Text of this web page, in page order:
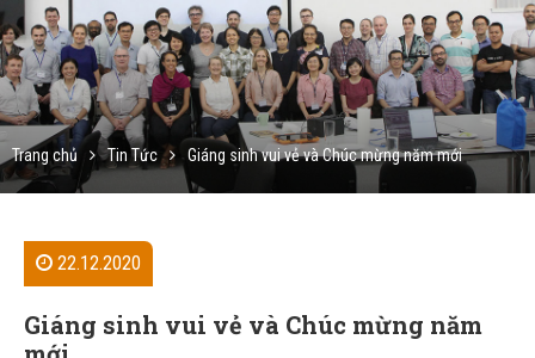
Trang chủ Tin Tức Giáng sinh vui vẻ và Chúc mừng năm mới
22.12.2020
Giáng sinh vui vẻ và Chúc mừng năm